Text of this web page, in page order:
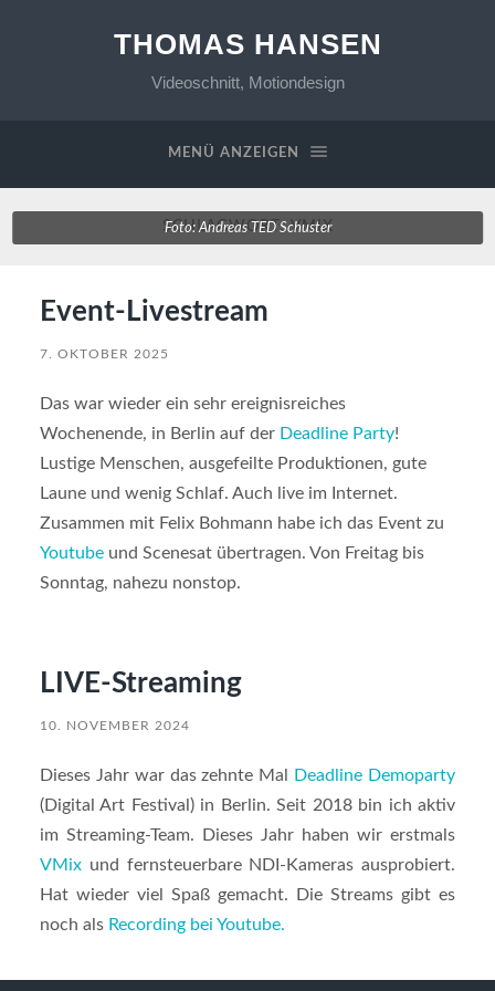
THOMAS HANSEN
Videoschnitt, Motiondesign
MENÜ ANZEIGEN
SCHLAGWORT:VMIX
Foto: Andreas TED Schuster
Event-Livestream
7. OKTOBER 2025
Das war wieder ein sehr ereignisreiches
Wochenende, in Berlin auf der Deadline Party!
Lustige Menschen, ausgefeilte Produktionen, gute
Laune und wenig Schlaf. Auch live im Internet.
Zusammen mit Felix Bohmann habe ich das Event zu
Youtubeund Scenesat übertragen. Von Freitag bis
Sonntag, nahezu nonstop.
LIVE-Streaming
10. NOVEMBER 2024
Dieses Jahr war das zehnte Mal
Deadline Demoparty
(Digital Art Festival) in Berlin. Seit 2018 bin ich aktiv
im Streaming-Team. Dieses Jahr haben wir erstmals
VMixund fernsteuerbare NDI-Kameras ausprobiert.
Hat wieder viel Spaß gemacht. Die Streams gibt es
noch als Recording bei Youtube.